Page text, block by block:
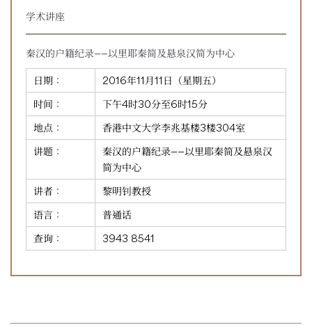
学术讲座
秦汉的户籍纪录——以里耶秦简及悬泉汉简为中心
日期：
2016年11月11日（星期五）
时间：
下午4时30分至6时15分
地点：
香港中文大学李兆基楼3楼304室
讲题：
秦汉的户籍纪录——以里耶秦简及悬泉汉
简为中心
讲者：
黎明钊教授
语言：
普通话
查询：
3943 8541